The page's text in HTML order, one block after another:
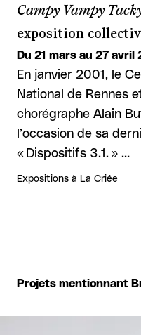
Campy Vampy
exposition
Du 21 mars au 27 avril
En janvier 2001, le
National de Rennes
chorégraphe Alain
l’occasion de sa
« Dispositifs 3.1. » …
Expositions à La Criée
Projets mentionnant